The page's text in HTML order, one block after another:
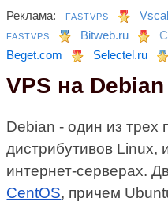
Реклама:
FASTVPS
FASTVPS Bitweb.ru
Beget.com Selectel.ru
VPS на Debian
Debian - один из трех
дистрибутивов Linux,
интернет-серверах.
CentOS, причем